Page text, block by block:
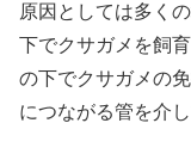
原因としては多く
下でクサガメを飼
の下でクサガメの
につながる管を介